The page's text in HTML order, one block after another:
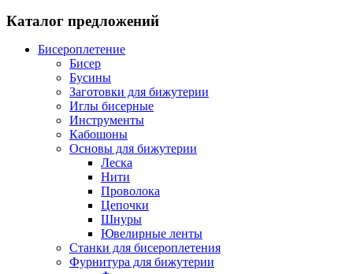
Каталог предложений
Бисероплетение
Бисер
Бусины
Заготовки для бижутерии
Иглы бисерные
Инструменты
Кабошоны
Основы для бижутерии
Леска
Нити
Проволока
Цепочки
Шнуры
Ювелирные ленты
Станки для бисероплетения
Фурнитура для бижутерии